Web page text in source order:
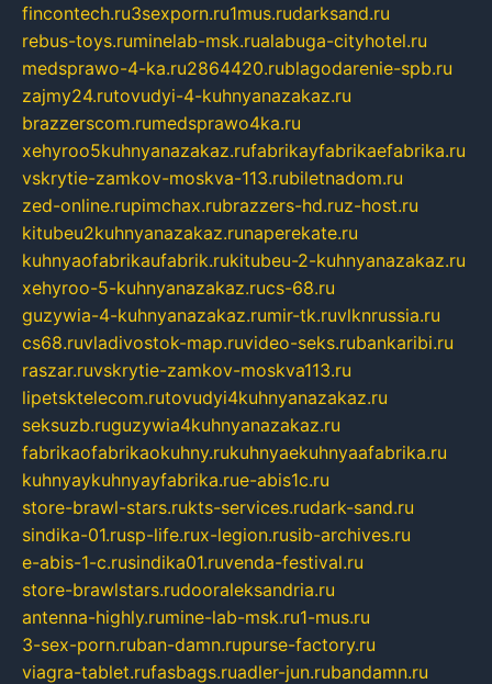
fincontech.ru3sexporn.ru1mus.rudarksand.ru
rebus-toys.ruminelab-msk.rualabuga-cityhotel.ru
medsprawo-4-ka.ru2864420.rublagodarenie-spb.ru
zajmy24.rutovudyi-4-kuhnyanazakaz.ru
brazzerscom.rumedsprawo4ka.ru
xehyroo5kuhnyanazakaz.rufabrikayfabrikaefabrika.ru
vskrytie-zamkov-moskva-113.rubiletnadom.ru
zed-online.rupimchax.rubrazzers-hd.ruz-host.ru
kitubeu2kuhnyanazakaz.runaperekate.ru
kuhnyaofabrikaufabrik.rukitubeu-2-kuhnyanazakaz.ru
xehyroo-5-kuhnyanazakaz.rucs-68.ru
guzywia-4-kuhnyanazakaz.rumir-tk.ruvlknrussia.ru
cs68.ruvladivostok-map.ruvideo-seks.rubankaribi.ru
raszar.ruvskrytie-zamkov-moskva113.ru
lipetsktelecom.rutovudyi4kuhnyanazakaz.ru
seksuzb.ruguzywia4kuhnyanazakaz.ru
fabrikaofabrikaokuhny.rukuhnyaekuhnyaafabrika.ru
kuhnyaykuhnyayfabrika.rue-abis1c.ru
store-brawl-stars.rukts-services.rudark-sand.ru
sindika-01.rusp-life.rux-legion.rusib-archives.ru
e-abis-1-c.rusindika01.ruvenda-festival.ru
store-brawlstars.rudooraleksandria.ru
antenna-highly.rumine-lab-msk.ru1-mus.ru
3-sex-porn.ruban-damn.rupurse-factory.ru
viagra-tablet.rufasbags.ruadler-jun.rubandamn.ru